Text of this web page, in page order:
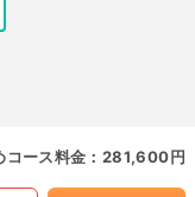
コース料金 281,600円